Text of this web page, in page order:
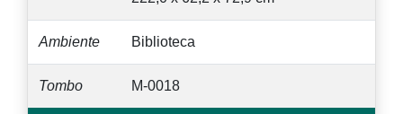
Ambiente Biblioteca
Tombo M-0018